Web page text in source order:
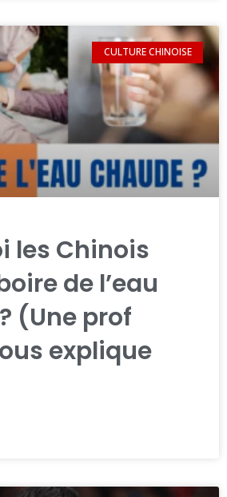
CULTURE CHINOISE
les Chinois
de l’eau
(Une prof
explique